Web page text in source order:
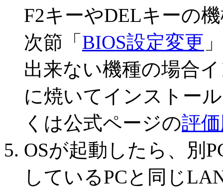
F2キーやDELキーの
次節「 BIOS設定変更
出来ない機種の場合
に焼いてインストー
くは公式ページの評
OSが起動したら、別
しているPCと同じ